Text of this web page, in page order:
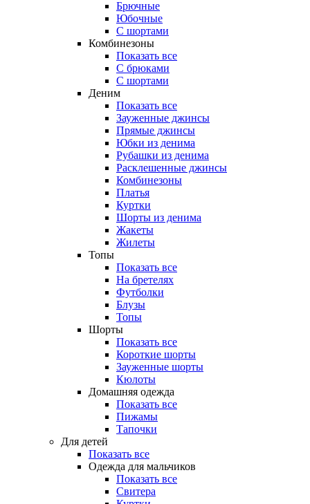
Брючные
Юбочные
С шортами
Комбинезоны
Показать все
С брюками
С шортами
Деним
Показать все
Зауженные джинсы
Прямые джинсы
Юбки из денима
Рубашки из денима
Расклешенные джинсы
Комбинезоны
Платья
Куртки
Шорты из денима
Жакеты
Жилеты
Топы
Показать все
На бретелях
Футболки
Блузы
Топы
Шорты
Показать все
Короткие шорты
Зауженные шорты
Кюлоты
Домашняя одежда
Показать все
Пижамы
Тапочки
Для детей
Показать все
Одежда для мальчиков
Показать все
Свитера